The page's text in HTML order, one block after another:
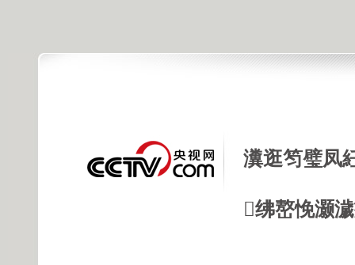
瀵逛笉璧凤
绋嶅悗灏